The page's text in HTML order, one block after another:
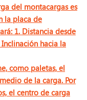
del montacargas es
la placa de
1. Distancia desde
hacia la
como paletas, el
de la carga. Por
el centro de carga